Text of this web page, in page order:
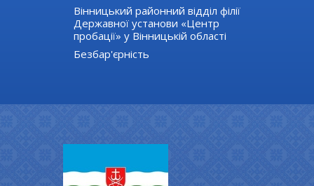
Вінницький районний відділ філії
Державної установи «Центр
пробації» у Вінницькій області
Безбар'єрність